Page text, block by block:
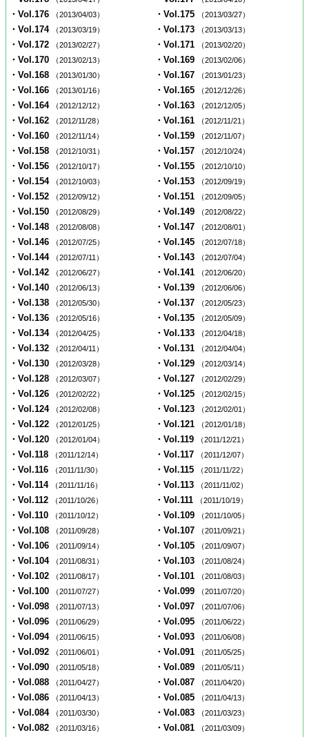
・Vol.176 （2013/04/03） ・Vol.175 （2013/03/27）
・Vol.174 （2013/03/19） ・Vol.173 （2013/03/13）
・Vol.172 （2013/02/27） ・Vol.171 （2013/02/20）
・Vol.170 （2013/02/13） ・Vol.169 （2013/02/06）
・Vol.168 （2013/01/30） ・Vol.167 （2013/01/23）
・Vol.166 （2013/01/16） ・Vol.165 （2012/12/26）
・Vol.164 （2012/12/12） ・Vol.163 （2012/12/05）
・Vol.162 （2012/11/28） ・Vol.161 （2012/11/21）
・Vol.160 （2012/11/14） ・Vol.159 （2012/11/07）
・Vol.158 （2012/10/31） ・Vol.157 （2012/10/24）
・Vol.156 （2012/10/17） ・Vol.155 （2012/10/10）
・Vol.154 （2012/10/03） ・Vol.153 （2012/09/19）
・Vol.152 （2012/09/12） ・Vol.151 （2012/09/05）
・Vol.150 （2012/08/29） ・Vol.149 （2012/08/22）
・Vol.148 （2012/08/08） ・Vol.147 （2012/08/01）
・Vol.146 （2012/07/25） ・Vol.145 （2012/07/18）
・Vol.144 （2012/07/11） ・Vol.143 （2012/07/04）
・Vol.142 （2012/06/27） ・Vol.141 （2012/06/20）
・Vol.140 （2012/06/13） ・Vol.139 （2012/06/06）
・Vol.138 （2012/05/30） ・Vol.137 （2012/05/23）
・Vol.136 （2012/05/16） ・Vol.135 （2012/05/09）
・Vol.134 （2012/04/25） ・Vol.133 （2012/04/18）
・Vol.132 （2012/04/11） ・Vol.131 （2012/04/04）
・Vol.130 （2012/03/28） ・Vol.129 （2012/03/14）
・Vol.128 （2012/03/07） ・Vol.127 （2012/02/29）
・Vol.126 （2012/02/22） ・Vol.125 （2012/02/15）
・Vol.124 （2012/02/08） ・Vol.123 （2012/02/01）
・Vol.122 （2012/01/25） ・Vol.121 （2012/01/18）
・Vol.120 （2012/01/04） ・Vol.119 （2011/12/21）
・Vol.118 （2011/12/14） ・Vol.117 （2011/12/07）
・Vol.116 （2011/11/30） ・Vol.115 （2011/11/22）
・Vol.114 （2011/11/16） ・Vol.113 （2011/11/02）
・Vol.112 （2011/10/26） ・Vol.111 （2011/10/19）
・Vol.110 （2011/10/12） ・Vol.109 （2011/10/05）
・Vol.108 （2011/09/28） ・Vol.107 （2011/09/21）
・Vol.106 （2011/09/14） ・Vol.105 （2011/09/07）
・Vol.104 （2011/08/31） ・Vol.103 （2011/08/24）
・Vol.102 （2011/08/17） ・Vol.101 （2011/08/03）
・Vol.100 （2011/07/27） ・Vol.099 （2011/07/20）
・Vol.098 （2011/07/13） ・Vol.097 （2011/07/06）
・Vol.096 （2011/06/29） ・Vol.095 （2011/06/22）
・Vol.094 （2011/06/15） ・Vol.093 （2011/06/08）
・Vol.092 （2011/06/01） ・Vol.091 （2011/05/25）
・Vol.090 （2011/05/18） ・Vol.089 （2011/05/11）
・Vol.088 （2011/04/27） ・Vol.087 （2011/04/20）
・Vol.086 （2011/04/13） ・Vol.085 （2011/04/13）
・Vol.084 （2011/03/30） ・Vol.083 （2011/03/23）
・Vol.082 （2011/03/16） ・Vol.081 （2011/03/09）